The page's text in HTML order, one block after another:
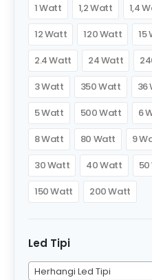
1 Watt
1,2 Watt 1,4
12 Watt
120 Watt 15
2.4 Watt
24 Watt
3 Watt
350 Watt 36
5 Watt
500 Watt 6
8 Watt
80 Watt 9
30 Watt
40 Watt
150 Watt
200 Watt
Led Tipi
Herhangi Led Tipi